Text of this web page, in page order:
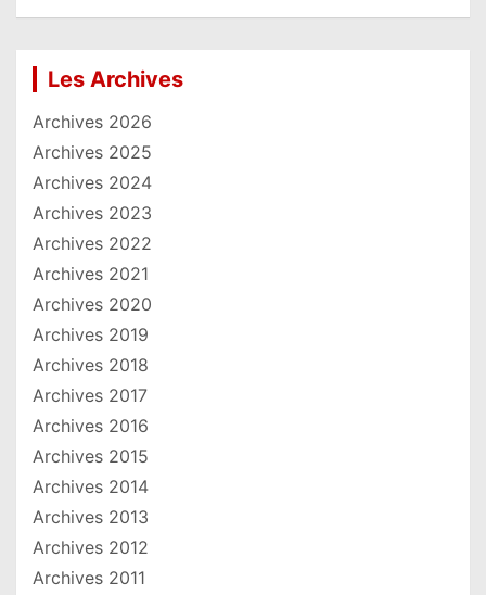
Les Archives
Archives 2026
Archives 2025
Archives 2024
Archives 2023
Archives 2022
Archives 2021
Archives 2020
Archives 2019
Archives 2018
Archives 2017
Archives 2016
Archives 2015
Archives 2014
Archives 2013
Archives 2012
Archives 2011